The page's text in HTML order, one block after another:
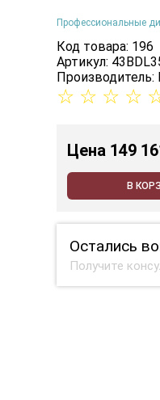
Профессиональные
Код товара: 196
Артикул:
Производитель:
☆ ☆ ☆ ☆
Цена 149
В
Остались
Получите